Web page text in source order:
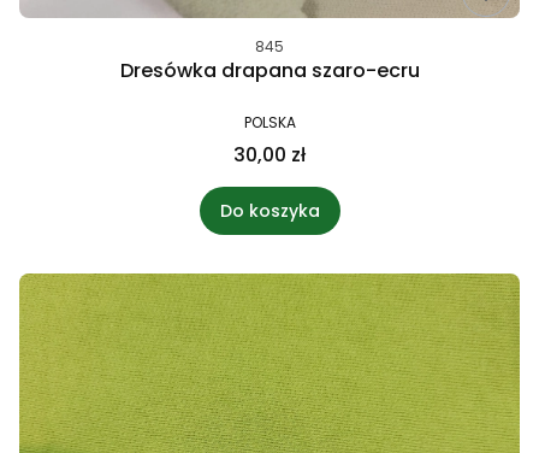
845
Dresówka drapana szaro-ecru
POLSKA
30,00 zł
Do koszyka